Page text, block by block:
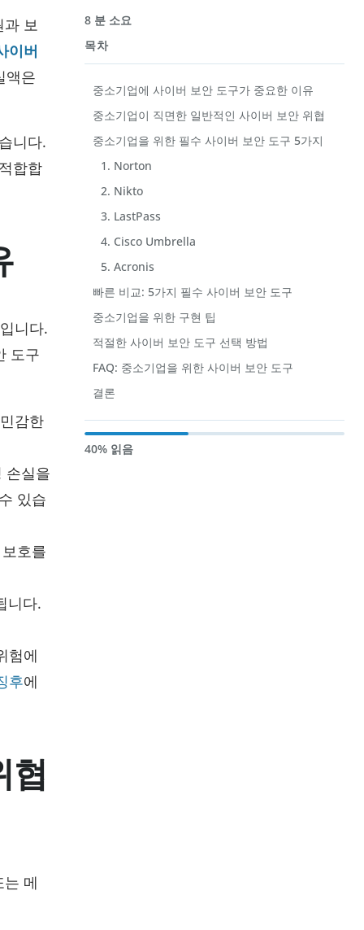
과 보
이버
액은
니다.
합합
니다.
도구
감한
손실을
있습
호를
니다.
험에
후에
협
메
8 분 소요
목차
중소기업에 사이버 보안 도구가 중요한 이유
중소기업이 직면한 일반적인 사이버 보안 위협
중소기업을 위한 필수 사이버 보안 도구 5가지
1. Norton
2. Nikto
3. LastPass
4. Cisco Umbrella
5. Acronis
빠른 비교: 5가지 필수 사이버 보안 도구
중소기업을 위한 구현 팁
적절한 사이버 보안 도구 선택 방법
FAQ: 중소기업을 위한 사이버 보안 도구
결론
40% 읽음